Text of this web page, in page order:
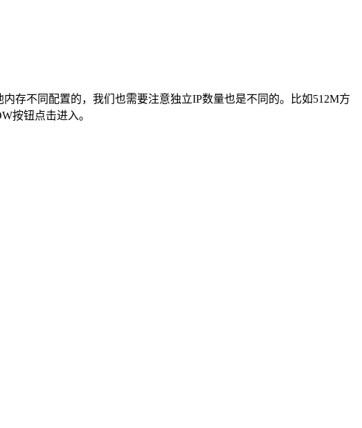
存不同配置的，我们也需要注意独立IP数量也是不同的。比如512M方
按钮点击进入。